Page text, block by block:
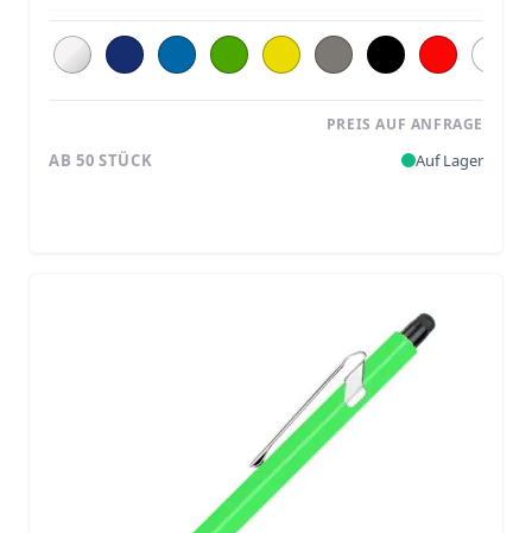
PREIS AUF ANFRAGE
AB 50 STÜCK Auf Lager